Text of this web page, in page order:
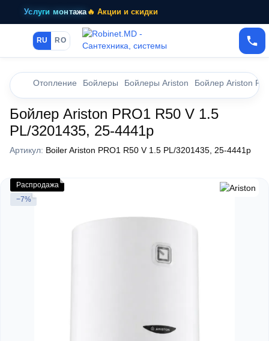
Услуги монтажа🔥 Акции и скидки
RU RO
Отопление Бойлеры Бойлеры Ariston Бойлер Ariston
Бойлер Ariston PRO1 R50 V 1.5
PL/3201435, 25-4441p
Артикул: Boiler Ariston PRO1 R50 V 1.5 PL/3201435, 25-4441p
Распродажа
−7%